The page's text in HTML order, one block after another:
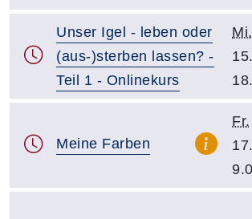
Unser Igel - leben oder
(aus-)sterben lassen? -
Teil 1 - Onlinekurs
Mi.
Meine Farben
Fr.